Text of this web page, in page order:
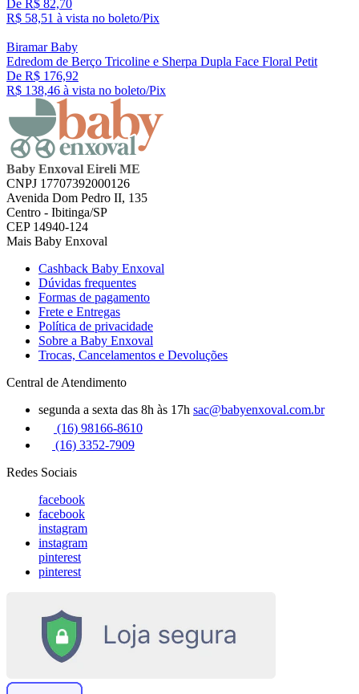
De R$ 82,70
R$ 58,51 à vista no boleto/Pix
Biramar Baby
Edredom de Berço Tricoline e Sherpa Dupla Face Floral Petit
De R$ 176,92
R$ 138,46 à vista no boleto/Pix
Baby Enxoval Eireli ME
CNPJ 17707392000126
Avenida Dom Pedro II, 135
Centro - Ibitinga/SP
CEP 14940-124
Mais Baby Enxoval
Cashback Baby Enxoval
Dúvidas frequentes
Formas de pagamento
Frete e Entregas
Política de privacidade
Sobre a Baby Enxoval
Trocas, Cancelamentos e Devoluções
Central de Atendimento
segunda a sexta das 8h às 17h sac@babyenxoval.com.br
(16) 98166-8610
(16) 3352-7909
Redes Sociais
facebook
facebook
instagram
instagram
pinterest
pinterest